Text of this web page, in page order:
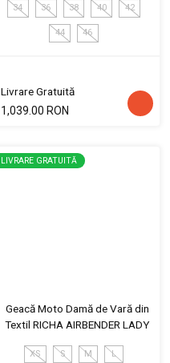
34 36 38 40 42
44 46
Livrare Gratuită
1,039.00 RON
LIVRARE GRATUITĂ
Geacă Moto Damă de Vară din
Textil RICHA AIRBENDER LADY
XS S M L